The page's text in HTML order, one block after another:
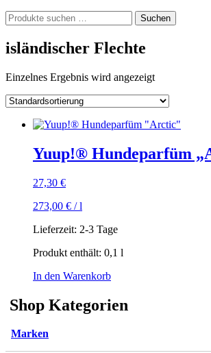
Suchen
nach:
Suchen
isländischer Flechte
Einzelnes Ergebnis wird angezeigt
Yuup!® Hundeparfüm
27,30 €
273,00 € /l
Lieferzeit: 2-3 Tage
Produkt enthält: 0,1 l
In den Warenkorb
Shop Kategorien
Marken